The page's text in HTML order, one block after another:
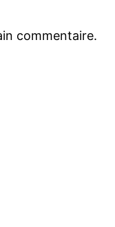
commentaire.